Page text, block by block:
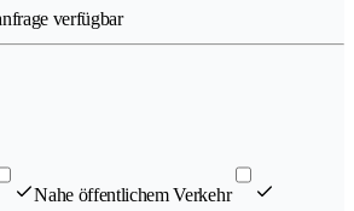
verfügbar
Nahe öffentlichem Verkehr